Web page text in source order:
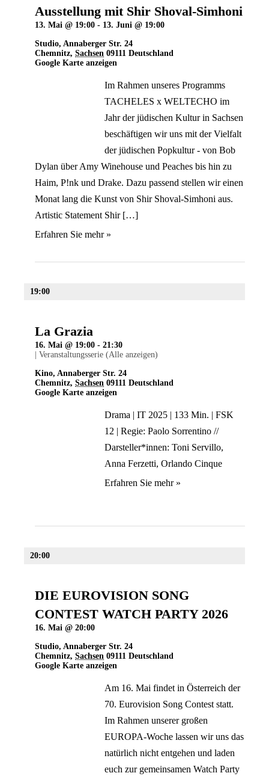
Ausstellung mit Shir Shoval-Simhoni
13. Mai @ 19:00 - 13. Juni @ 19:00
Studio,Annaberger Str. 24
Chemnitz, Sachsen 09111 Deutschland
Google Karte anzeigen
Im Rahmen unseres Programms
TACHELES x WELTECHO im
Jahr der jüdischen Kultur in Sachsen
beschäftigen wir uns mit der Vielfalt
der jüdischen Popkultur - von Bob
Dylan über Amy Winehouse und Peaches bis hin zu
Haim, P!nk und Drake. Dazu passend stellen wir einen
Monat lang die Kunst von Shir Shoval-Simhoni aus.
Artistic Statement Shir […]
Erfahren Sie mehr »
19:00
La Grazia
16. Mai @ 19:00 -21:30
Veranstaltungsserie(Alle anzeigen)
Kino,Annaberger Str. 24
Chemnitz, Sachsen 09111 Deutschland
Google Karte anzeigen
Drama | IT 2025 | 133 Min. | FSK
12 | Regie: Paolo Sorrentino //
Darsteller*innen: Toni Servillo,
Anna Ferzetti, Orlando Cinque
Erfahren Sie mehr »
20:00
DIE EUROVISION SONG
CONTEST WATCH PARTY 2026
16. Mai @ 20:00
Studio, Annaberger Str. 24
Chemnitz, Sachsen 09111 Deutschland
Google Karte anzeigen
Am 16. Mai findet in Österreich der
70. Eurovision Song Contest statt.
Im Rahmen unserer großen
EUROPA-Woche lassen wir uns das
natürlich nicht entgehen und laden
euch zur gemeinsamen Watch Party